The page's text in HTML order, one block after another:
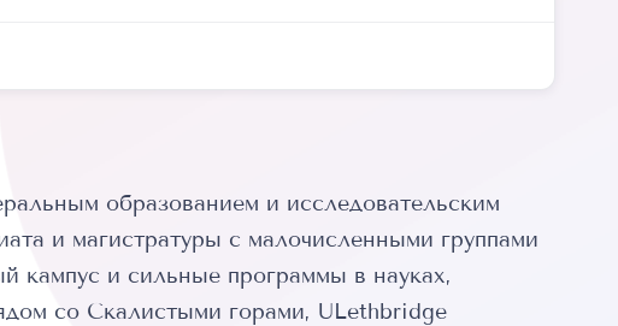
образованием и исследовательским
и магистратуры с малочисленными группами
кампус и сильные программы в науках,
со Скалистыми горами, ULethbridge